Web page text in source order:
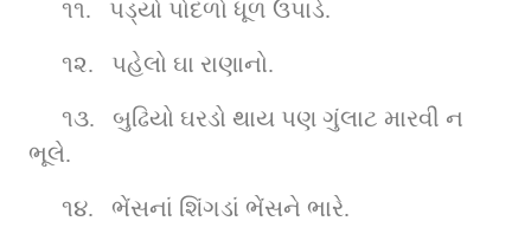
૧૧.   પડ્યો પોદળો ધૂળ ઉપાડે.
૧૨.   પહેલો ઘા રાણાનો.
૧૩.   બુઢિયો ઘરડો થાય પણ ગુંલાટ મારવી ન
ભૂલે.
૧૪.   ભેંસનાં શિંગડાં ભેંસને ભારે.